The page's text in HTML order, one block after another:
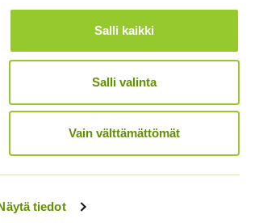
tiedot
Salli kaikki
Salli valinta
Vain välttämättömät
Released by Rock My Business